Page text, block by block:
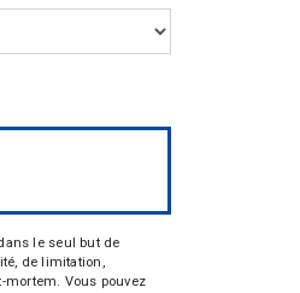
le seul but de
de limitation,
mortem. Vous pouvez